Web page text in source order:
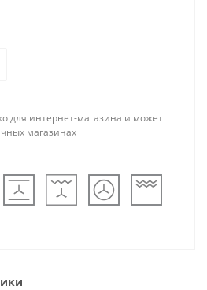
для интернет-магазина и может
магазинах